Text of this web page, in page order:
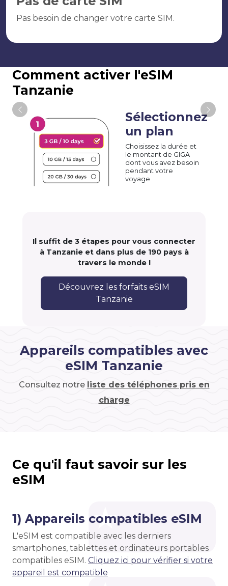
Pas besoin de changer votre carte SIM.
Comment activer l'eSIM
Tanzanie
Sélectionnez
un plan
Choisissez la durée et
le montant de GIGA
dont vous avez besoin
pendant votre
voyage
Il suffit de 3 étapes pour vous connecter
à Tanzanie et dans plus de 190 pays à
travers le monde !
Découvrez les forfaits eSIM
Tanzanie
Appareils compatibles avec
eSIM Tanzanie
Consultez notre liste des téléphones pris en
charge
Ce qu'il faut savoir sur les
eSIM
1) Appareils compatibles eSIM
L'eSIM est compatible avec les derniers
smartphones, tablettes et ordinateurs portables
compatibles eSIM. Cliquez ici pour vérifier si votre
appareil est compatible